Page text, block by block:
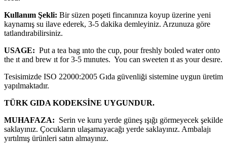
Kullanım Şekli: Bir süzen poşeti fincanınıza koyup üzerine yeni
kaynamış su ilave ederek, 3-5 dakika demleyiniz. Arzunuza göre
tatlandırabilirsiniz.
USAGE: Put a tea bag ınto the cup, pour freshly boıled water onto
the ıt and brew ıt for 3-5 mınutes. You can sweeten ıt as your desıre.
Tesisimizde ISO 22000:2005 Gıda güvenliği sistemine uygun üretim
yapılmaktadır.
TÜRK GIDA KODEKSİNE UYGUNDUR.
MUHAFAZA: Serin ve kuru yerde güneş ışığı görmeyecek şekilde
saklayınız. Çocukların ulaşamayacağı yerde saklayınız. Ambalajı
yırtılmış ürünleri satın almayınız.